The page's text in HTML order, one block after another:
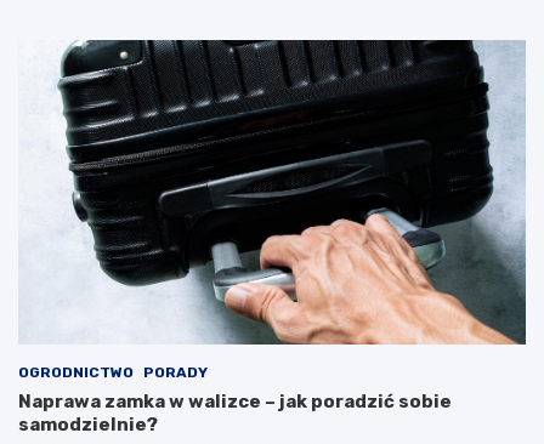
OGRODNICTWO PORADY
Naprawa zamka w walizce – jak poradzić sobie
samodzielnie?